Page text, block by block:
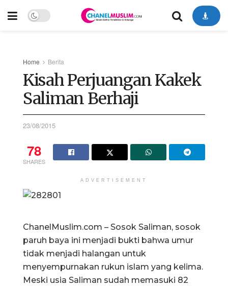
Home Berita
Kisah Perjuangan Kakek
Saliman Berhaji
23/08/2015
78
SHARES
ADVERTISEMENT
ChanelMuslim.com – Sosok Saliman, sosok
paruh baya ini menjadi bukti bahwa umur
tidak menjadi halangan untuk
menyempurnakan rukun islam yang kelima.
Meski usia Saliman sudah memasuki 82